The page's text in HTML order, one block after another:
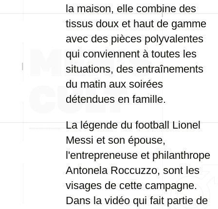
la maison, elle combine des
tissus doux et haut de gamme
avec des pièces polyvalentes
qui conviennent à toutes les
situations, des entraînements
du matin aux soirées
détendues en famille.
La légende du football Lionel
Messi et son épouse,
l'entrepreneuse et philanthrope
Antonela Roccuzzo, sont les
visages de cette campagne.
Dans la vidéo qui fait partie de